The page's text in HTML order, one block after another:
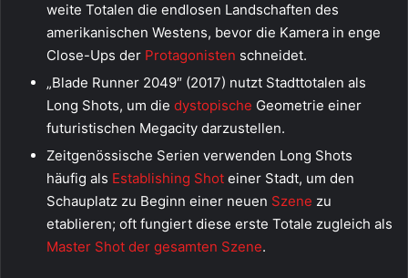
weite Totalen die endlosen Landschaften des
amerikanischen Westens, bevor die Kamera in enge
Close-Ups der Protagonisten schneidet.
„Blade Runner 2049″ (2017) nutzt Stadttotalen als
Long Shots, um die dystopische Geometrie einer
futuristischen Megacity darzustellen.
Zeitgenössische Serien verwenden Long Shots
häufig als Establishing Shot einer Stadt, um den
Schauplatz zu Beginn einer neuen Szene zu
etablieren; oft fungiert diese erste Totale zugleich als
Master Shot der gesamten Szene.